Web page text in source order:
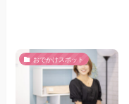
おでかけスポット